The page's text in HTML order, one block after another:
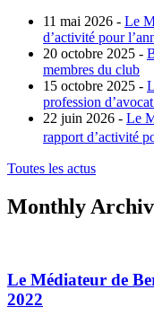
11 mai 2026 - Le
d’activité pour
20 octobre 2025 -
membres du club
15 octobre 2025 -
profession
22 juin 2026 - Le
rapport d’activité
Toutes les actus
Monthly
Le Médiateur de
2022